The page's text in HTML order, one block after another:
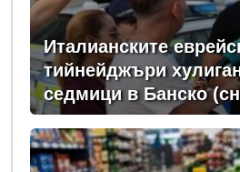
Италианските
тийнейджъри
седмици в Банско